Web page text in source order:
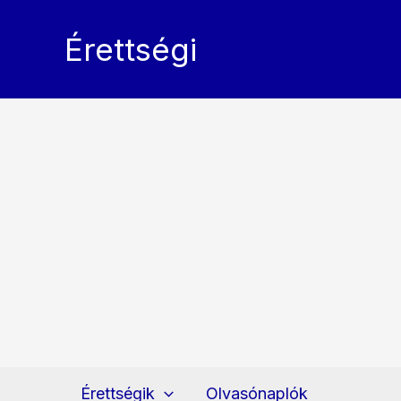
Érettségi
Érettségik Olvasónaplók